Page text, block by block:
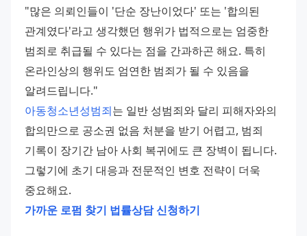
"많은 의뢰인들이 '단순 장난이었다' 또는 '합의된
관계였다'라고 생각했던 행위가 법적으로는 엄중한
범죄로 취급될 수 있다는 점을 간과하곤 해요. 특히
온라인상의 행위도 엄연한 범죄가 될 수 있음을
알려드립니다."
아동청소년성범죄는 일반 성범죄와 달리 피해자와의
합의만으로 공소권 없음 처분을 받기 어렵고, 범죄
기록이 장기간 남아 사회 복귀에도 큰 장벽이 됩니다.
그렇기에 초기 대응과 전문적인 변호 전략이 더욱
중요해요.
가까운 로펌 찾기 법률상담 신청하기